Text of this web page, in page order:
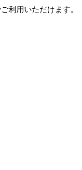
利用いただけます。